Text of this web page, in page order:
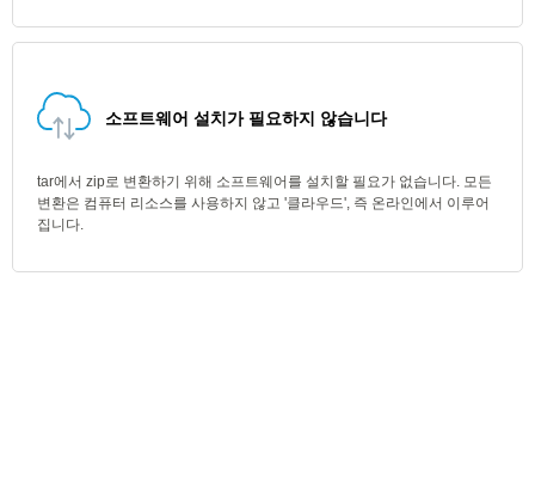
소프트웨어 설치가 필요하지 않습니다
tar에서 zip로 변환하기 위해 소프트웨어를 설치할 필요가 없습니다. 모든
변환은 컴퓨터 리소스를 사용하지 않고 '클라우드', 즉 온라인에서 이루어
집니다.